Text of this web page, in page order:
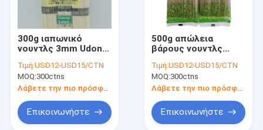
300g ιαπωνικό
νουντλς 3mm Udon
Τιμή:USD12-USD15/CTN
MOQ:300ctns
Λάβετε την πιο πρόσφατη τιμή
Επικοινωνήστε
500g απώλεια
βάρους νουντλς
φαγόπυρου
Τιμή:USD12-USD15/CTN
MOQ:300ctns
Επικοινωνήστε